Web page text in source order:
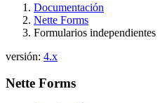
Documentación
Nette Forms
Formularios independientes
versión: 4.x
Nette Forms